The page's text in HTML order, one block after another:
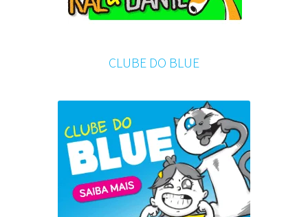
CLUBE DO BLUE